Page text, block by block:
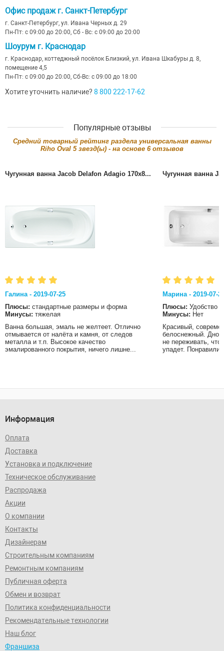
Офис продаж г. Санкт-Петербург
г. Санкт-Петербург, ул. Ивана Черных д. 29
Пн-Пт: с 09:00 до 20:00, Сб - Вс: с 09:00 до 20:00
Шоурум г. Краснодар
г. Краснодар, коттеджный посёлок Близкий, ул. Ивана Шкабуры д. 8,
помещение 4,5
Пн-Пт: с 09:00 до 20:00, Сб-Вс: с 09:00 до 18:00
Хотите уточнить наличие? 8 800 222-17-62
Популярные отзывы
Cредний товарный рейтинг раздела универсальная ванны
Riho Oval 5звезд(ы) - на основе 6отзывов
Чугунная ванна Jacob Delafon Adagio 170x8...
Галина - 2019-07-25
Плюсы: стандартные размеры и форма
Минусы: тяжелая
Ванна большая, эмаль не желтеет. Отлично
отмывается от налёта и камня, от следов
металла и т.п. Высокое качество
эмалированного покрытия, ничего лишне...
Чугунная ванна
Марина - 2019-07-
Плюсы: Удобство
Минусы: Нет
Красивый,
белоснежный. Дно
не переживать, что
упадет.
Информация
Оплата
Доставка
Установка и подключение
Техническое обслуживание
Распродажа
Акции
О компании
Контакты
Дизайнерам
Строительным компаниям
Ремонтным компаниям
Публичная оферта
Обмен и возврат
Политика конфиденциальности
Рекомендательные технологии
Наш блог
Франшиза